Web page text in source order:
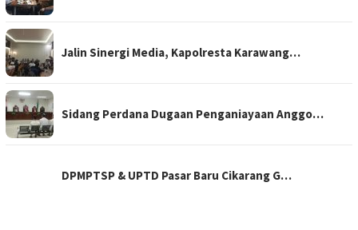
Jalin Sinergi Media, Kapolresta Karawang…
Sidang Perdana Dugaan Penganiayaan Anggo…
DPMPTSP & UPTD Pasar Baru Cikarang G…